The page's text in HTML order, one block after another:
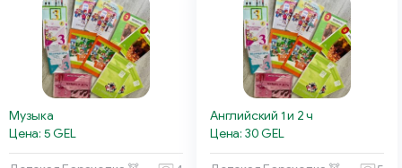
Музыка
Цена: 5 GEL
Английский 1 и 2 ч
Цена: 30 GEL